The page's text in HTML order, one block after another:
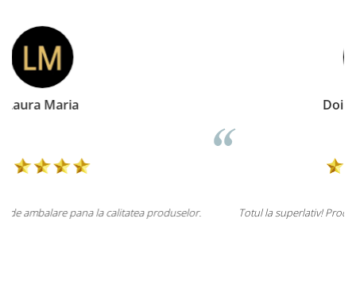
Totul la superlativ! Produsul, fix descrierea, ambalaj, livrare.